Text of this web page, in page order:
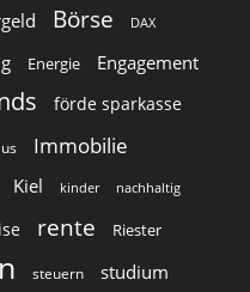
Börse DAX
Energie Engagement
förde sparkasse
Immobilie
Kiel kinder nachhaltig
rente Riester
steuern studium